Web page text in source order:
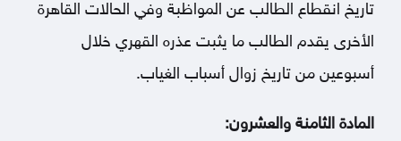
تاريخ انقطاع الطالب عن المواظبة وفي الحالات القاهرة
الأخرى يقدم الطالب ما يثبت عذره القهري خلال
أسبوعين من تاريخ زوال أسباب الغياب.
المادة الثامنة والعشرون: